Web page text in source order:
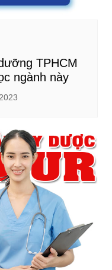
TPHCM
ngành này